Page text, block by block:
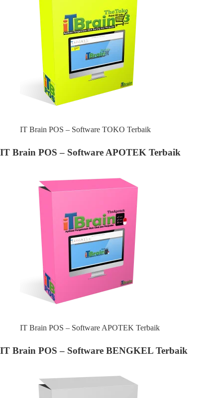
IT Brain POS – Software TOKO Terbaik
IT Brain POS – Software APOTEK Terbaik
IT Brain POS – Software APOTEK Terbaik
IT Brain POS – Software BENGKEL Terbaik